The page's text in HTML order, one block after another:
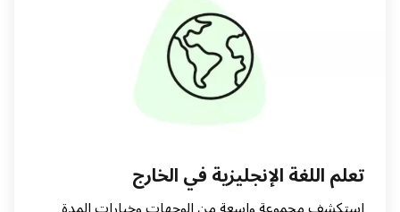
تعلم اللغة الإنجليزية في الخارج
استكشف مجموعة واسعة من الوجهات وخيارات المدة